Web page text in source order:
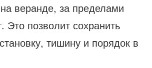
веранде, за пределами
Это позволит сохранить
тишину и порядок в